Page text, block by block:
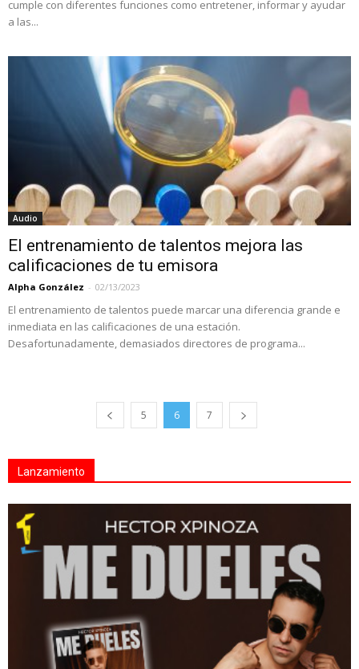
cumple con diferentes funciones como entretener, informar y ayudar
a las...
Audio
El entrenamiento de talentos mejora las
calificaciones de tu emisora
Alpha González - 02/13/2023
El entrenamiento de talentos puede marcar una diferencia grande e
inmediata en las calificaciones de una estación.
Desafortunadamente, demasiados directores de programa...
5 6 7
Lanzamiento